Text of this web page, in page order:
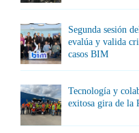
Segunda sesión
evalúa y valida
casos BIM
Tecnología y
exitosa gira de la